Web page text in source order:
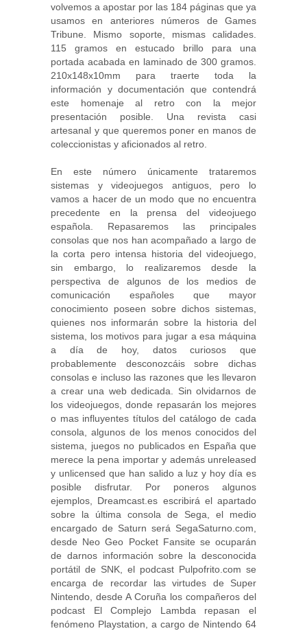
volvemos a apostar por las 184 páginas que ya
usamos en anteriores números de Games
Tribune. Mismo soporte, mismas calidades.
115 gramos en estucado brillo para una
portada acabada en laminado de 300 gramos.
210x148x10mm para traerte toda la
información y documentación que contendrá
este homenaje al retro con la mejor
presentación posible. Una revista casi
artesanal y que queremos poner en manos de
coleccionistas y aficionados al retro.
En este número únicamente trataremos
sistemas y videojuegos antiguos, pero lo
vamos a hacer de un modo que no encuentra
precedente en la prensa del videojuego
española. Repasaremos las principales
consolas que nos han acompañado a largo de
la corta pero intensa historia del videojuego,
sin embargo, lo realizaremos desde la
perspectiva de algunos de los medios de
comunicación españoles que mayor
conocimiento poseen sobre dichos sistemas,
quienes nos informarán sobre la historia del
sistema, los motivos para jugar a esa máquina
a día de hoy, datos curiosos que
probablemente desconozcáis sobre dichas
consolas e incluso las razones que les llevaron
a crear una web dedicada. Sin olvidarnos de
los videojuegos, donde repasarán los mejores
o mas influyentes títulos del catálogo de cada
consola, algunos de los menos conocidos del
sistema, juegos no publicados en España que
merece la pena importar y además unreleased
y unlicensed que han salido a luz y hoy día es
posible disfrutar. Por poneros algunos
ejemplos, Dreamcast.es escribirá el apartado
sobre la última consola de Sega, el medio
encargado de Saturn será SegaSaturno.com,
desde Neo Geo Pocket Fansite se ocuparán
de darnos información sobre la desconocida
portátil de SNK, el podcast Pulpofrito.com se
encarga de recordar las virtudes de Super
Nintendo, desde A Coruña los compañeros del
podcast El Complejo Lambda repasan el
fenómeno Playstation, a cargo de Nintendo 64